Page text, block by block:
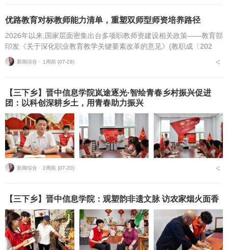
优路教育对标教师能力清单，重塑双师型师资培养路径
2026年以来,国家层面密集出台多项职教师资建设相关政策——教育部
印发《关于深化职业教育教学关键要素改革的意见》(教职成〔202
6〕1号)(以下简称《意见》),明确将“细化教师能力清单”作为核心举
措,...
新闻综合 ⋅ 1周前 (07-28)
【三下乡】晋中信息学院岚途逐光·智绘青春乡村振兴促进
团：以科创深耕乡土，用青春助力振兴
新闻综合 ⋅ 2周前 (07-20)
【三下乡】晋中信息学院：观塑韵非遗文脉 访农家烟火面香